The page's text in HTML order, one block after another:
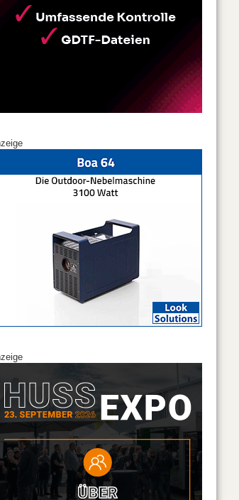
bei den Thomann Live Days